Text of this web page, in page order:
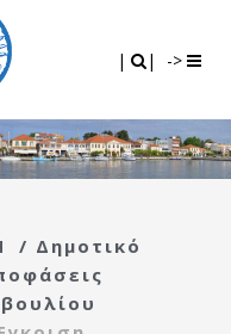
| | ->
/ Δημοτικό